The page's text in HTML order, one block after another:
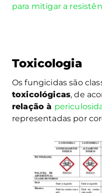
para mitigar a
Toxicologia
Os fungicidas são
toxicológicas, de
relação à
representadas por